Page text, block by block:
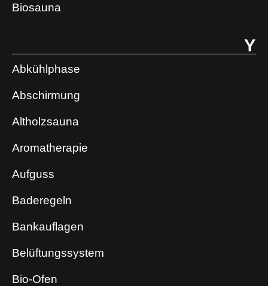
Biosauna
Y
Abkühlphase
Abschirmung
Altholzsauna
Aromatherapie
Aufguss
Baderegeln
Bankauflagen
Belüftungssystem
Bio-Ofen